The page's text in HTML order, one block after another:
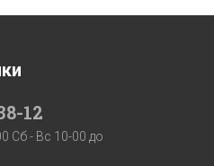
12
Сб - Вс 10-00 до